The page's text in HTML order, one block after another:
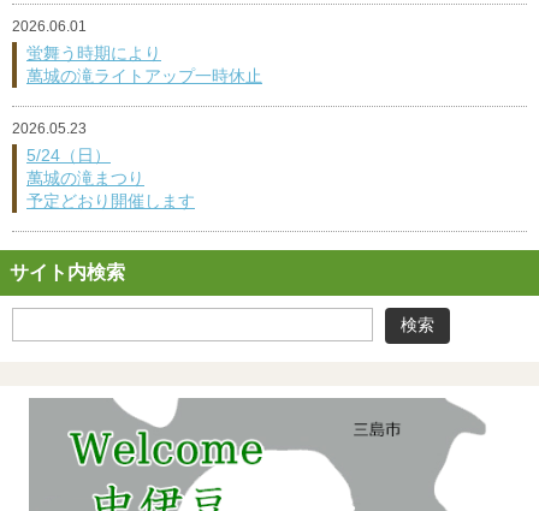
2026.06.01
蛍舞う時期により
萬城の滝ライトアップ一時休止
2026.05.23
5/24（日）
萬城の滝まつり
予定どおり開催します
サイト内検索